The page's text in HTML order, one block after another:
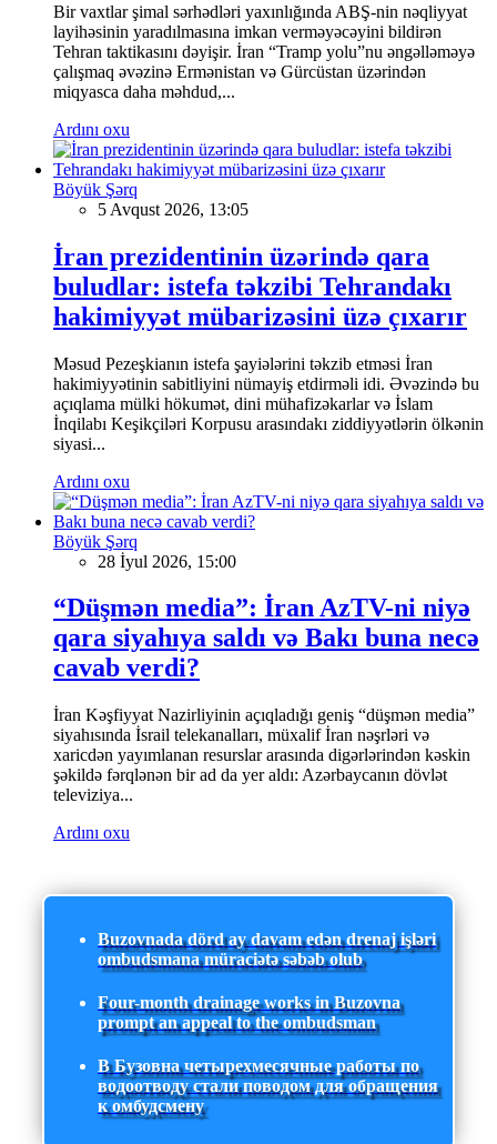
Bir vaxtlar şimal sərhədləri yaxınlığında ABŞ-nin nəqliyyat
layihəsinin yaradılmasına imkan verməyəcəyini bildirən
Tehran taktikasını dəyişir. İran “Tramp yolu”nu əngəlləməyə
çalışmaq əvəzinə Ermənistan və Gürcüstan üzərindən
miqyasca daha məhdud,...
Ardını oxu
Böyük Şərq
5 Avqust 2026, 13:05
İran prezidentinin üzərində qara
buludlar: istefa təkzibi Tehrandakı
hakimiyyət mübarizəsini üzə çıxarır
Məsud Pezeşkianın istefa şayiələrini təkzib etməsi İran
hakimiyyətinin sabitliyini nümayiş etdirməli idi. Əvəzində bu
açıqlama mülki hökumət, dini mühafizəkarlar və İslam
İnqilabı Keşikçiləri Korpusu arasındakı ziddiyyətlərin ölkənin
siyasi...
Ardını oxu
Böyük Şərq
28 İyul 2026, 15:00
“Düşmən media”: İran AzTV-ni niyə
qara siyahıya saldı və Bakı buna necə
cavab verdi?
İran Kəşfiyyat Nazirliyinin açıqladığı geniş “düşmən media”
siyahısında İsrail telekanalları, müxalif İran nəşrləri və
xaricdən yayımlanan resurslar arasında digərlərindən kəskin
şəkildə fərqlənən bir ad da yer aldı: Azərbaycanın dövlət
televiziya...
Ardını oxu
Buzovnada dörd ay davam edən drenaj işləri
ombudsmana müraciətə səbəb olub
Four-month drainage works in Buzovna
prompt an appeal to the ombudsman
В Бузовна четырехмесячные работы по
водоотводу стали поводом для обращения
к омбудсмену